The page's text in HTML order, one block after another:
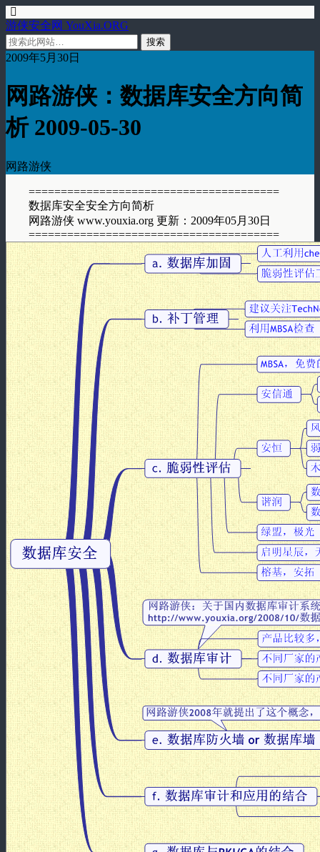
游侠安全网 YouXia.ORG
2009年5月30日
网路游侠：数据库安全方向简
析 2009-05-30
网路游侠
=======================================
数据库安全安全方向简析
网路游侠 www.youxia.org 更新：2009年05月30日
=======================================